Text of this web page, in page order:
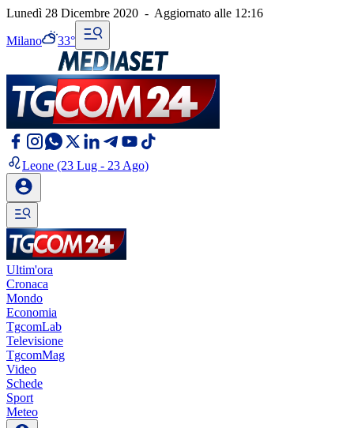
Lunedì 28 Dicembre 2020 - Aggiornato alle 12:16
Milano 33°
Leone (23 Lug - 23 Ago)
Ultim'ora
Cronaca
Mondo
Economia
TgcomLab
Televisione
TgcomMag
Video
Schede
Sport
Meteo